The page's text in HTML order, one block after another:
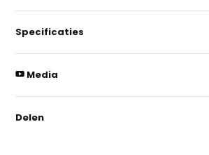
Specificaties
Media
Delen